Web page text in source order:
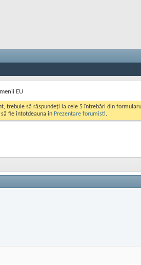
EU
trebuie să răspundeți la cele 5 întrebări din
fie intotdeauna in Prezentare forumisti.